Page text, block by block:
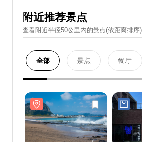
附近推荐景点
查看附近半径50公里內的景点(依距离排序)
全部 景点 餐厅